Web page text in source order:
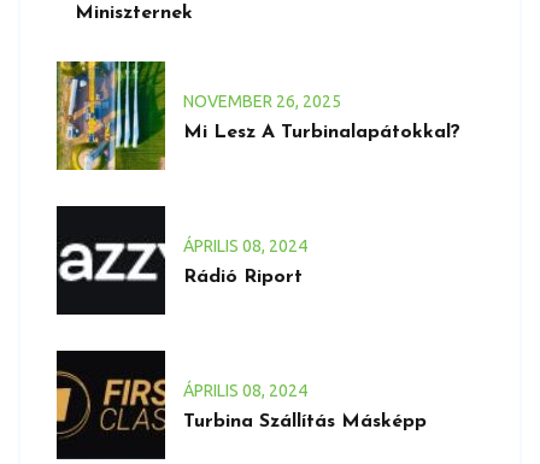
Miniszternek
NOVEMBER 26, 2025
Mi Lesz A Turbinalapátokkal?
ÁPRILIS 08, 2024
Rádió Riport
ÁPRILIS 08, 2024
Turbina Szállítás Másképp